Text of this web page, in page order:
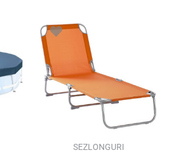
SUPER PREȚ!SEZLONGURI
a
fost:
149.00 lei.